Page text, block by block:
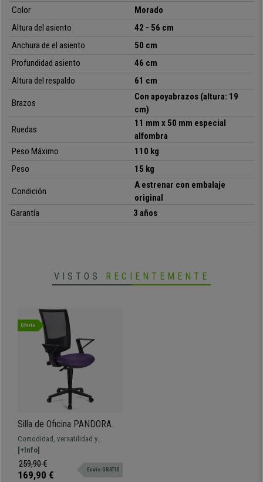
ofisillas te lo ofrecemos con envío gratis hasta la puerta de tu casa y con
la mejor garantía.
• Mecanismo permanente de reclinación
• Asiento en piel sintética de calidad, varios colores
Calidad de fabricación, muy robusta
Color
Morado
Altura del asiento
42 - 56 cm
Anchura de el asiento
50 cm
Profundidad asiento
46 cm
Altura del respaldo
61 cm
Brazos
Con apoyabrazos (altura: 19
cm)
Ruedas
11 mm x 50 mm especial
alfombra
Peso Máximo
110 kg
Peso
15 kg
Condición
A estrenar con embalaje
original
Garantía
3 años
VISTOS RECIENTEMENTE
Oferta
Silla de Oficina PANDORA
PIEL, Respaldo Ajustable en
Malla, Gran Acolchado,
Morado
Comodidad, versatilidad y
robustez a un precio insuperable.
Este estupendo modelo ofrece un
exceletne equilibrio para tu día a
[+Info]
259,90 €
169,90 € Envio GRATIS